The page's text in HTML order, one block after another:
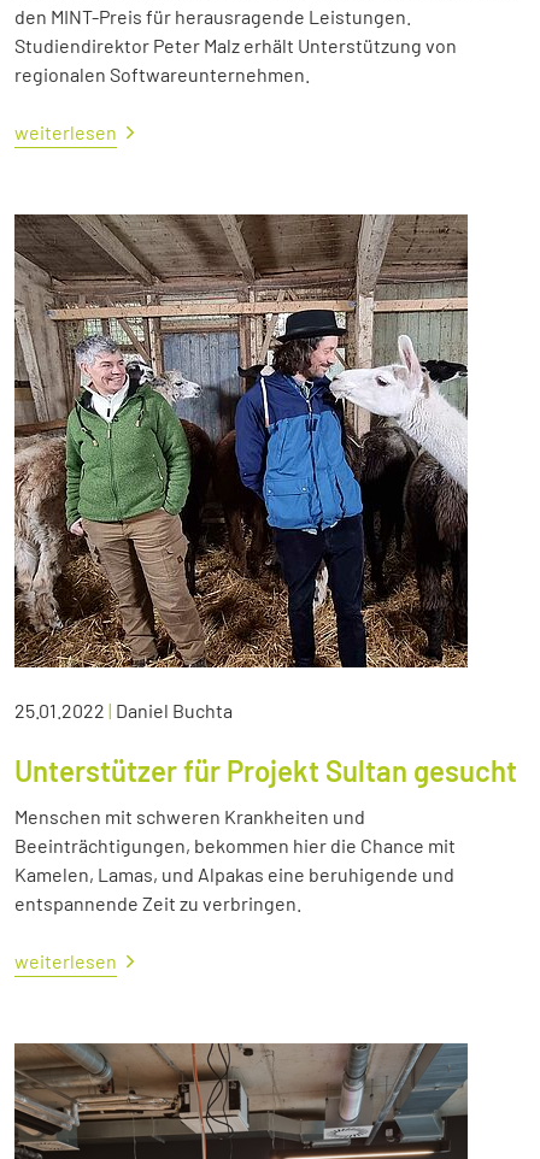
den MINT-Preis für herausragende Leistungen.
Studiendirektor Peter Malz erhält Unterstützung von
regionalen Softwareunternehmen.
weiterlesen
25.01.2022 | Daniel Buchta
Unterstützer für Projekt Sultan gesucht
Menschen mit schweren Krankheiten und
Beeinträchtigungen, bekommen hier die Chance mit
Kamelen, Lamas, und Alpakas eine beruhigende und
entspannende Zeit zu verbringen.
weiterlesen